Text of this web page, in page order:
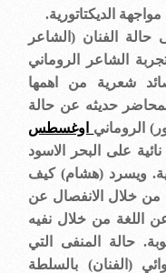
الديكتاتورية.
حالة الفنان (الشاعر
الشاعر الروماني
شعرية من اهمها
حديثه عن حالة
الروماني اوغسطس
على البحر الاسود
ويسرد (هشام) كيف
من خلال الانفصال عن
اللغة من خلال نفيه
حالة المنفى التي
(الفنان) بالسلطة